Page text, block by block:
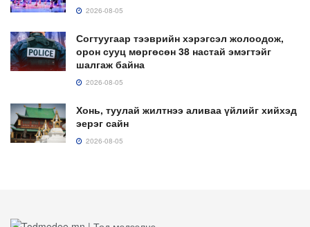
2026-08-05
Согтуугаар тээврийн хэрэгсэл жолоодож,
орон сууц мөргөсөн 38 настай эмэгтэйг
шалгаж байна
2026-08-05
Хонь, туулай жилтнээ аливаа үйлийг хийхэд
эерэг сайн
2026-08-05